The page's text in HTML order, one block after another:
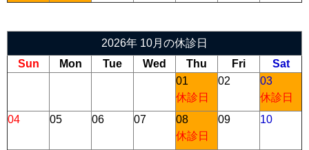
2026年 10月の休診日
Sun
Mon Tue Wed Thu Fri
Sat
01
休診日
02
03
休診日
04
05 06 07
08
休診日
09 10